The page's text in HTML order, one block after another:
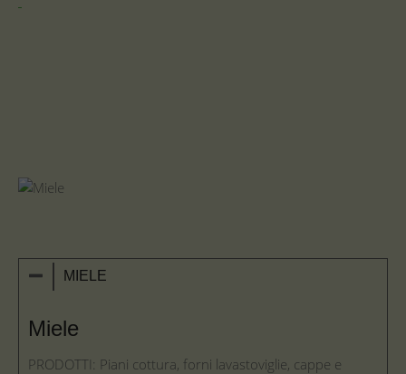
MIELE
Miele
PRODOTTI: Piani cottura, forni lavastoviglie, cappe e